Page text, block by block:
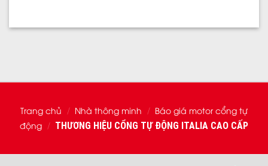
Trang chủ / Nhà thông minh / Báo giá motor cổng tự
động / THƯƠNG HIỆU CỔNG TỰ ĐỘNG ITALIA CAO CẤP